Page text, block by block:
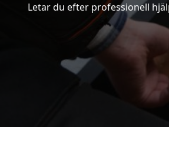
Letar du efter professionell